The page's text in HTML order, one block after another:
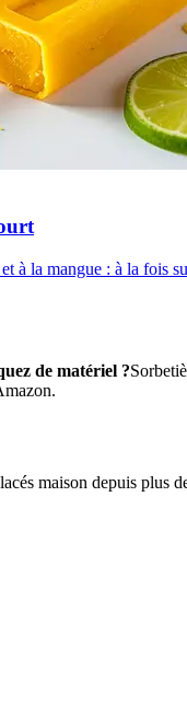
à la mangue : à la fois
de matériel ?
maison depuis plus